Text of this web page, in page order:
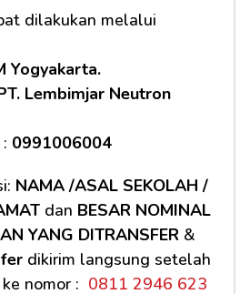
dilakukan melalui
Yogyakarta.
Lembimjar Neutron
0991006004
NAMA /ASAL SEKOLAH /
dan BESAR NOMINAL
YANG DITRANSFER
dikirim langsung setelah
nomor : 0811 2946 623